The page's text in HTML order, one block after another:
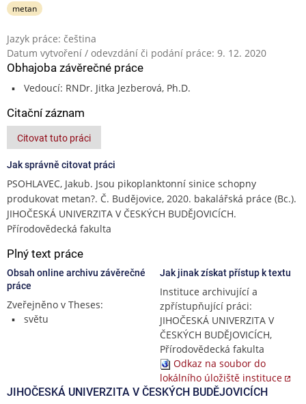
metan
Jazyk práce: čeština
Datum vytvoření / odevzdání či podání práce: 9. 12. 2020
Obhajoba závěrečné práce
Vedoucí: RNDr. Jitka Jezberová, Ph.D.
Citační záznam
Citovat tuto práci
Jak správně citovat práci
PSOHLAVEC, Jakub. Jsou pikoplanktonní sinice schopny
produkovat metan?. Č. Budějovice, 2020. bakalářská práce (Bc.).
JIHOČESKÁ UNIVERZITA V ČESKÝCH BUDĚJOVICÍCH.
Přírodovědecká fakulta
Plný text práce
Obsah online archivu závěrečné
práce
Zveřejněno v Theses:
světu
Jak jinak získat přístup k textu
Instituce archivující a
zpřístupňující práci:
JIHOČESKÁ UNIVERZITA V
ČESKÝCH BUDĚJOVICÍCH,
Přírodovědecká fakulta
Odkaz na soubor do
lokálního úložiště instituce
JIHOČESKÁ UNIVERZITA V ČESKÝCH BUDĚJOVICÍCH